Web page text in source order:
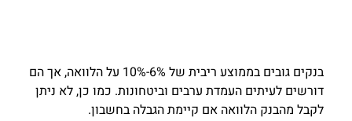
בנקים גובים בממוצע ריבית של 6%-10% על הלוואה, אך הם
דורשים לעיתים העמדת ערבים וביטחונות. כמו כן, לא ניתן
לקבל מהבנק הלוואה אם קיימת הגבלה בחשבון.